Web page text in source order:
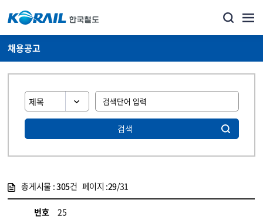
채용공고
검색
총게시물 :305건 페이지 :29/31
번호
25